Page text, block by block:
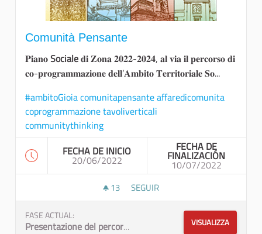
Comunità Pensante
𝐏𝐢𝐚𝐧𝐨Sociale𝐝𝐢 𝐙𝐨𝐧𝐚 𝟐𝟎𝟐𝟐-𝟐𝟎𝟐𝟒, 𝐚𝐥 𝐯𝐢𝐚 𝐢𝐥 𝐩𝐞𝐫𝐜𝐨𝐫𝐬𝐨 𝐝𝐢
𝐜𝐨-𝐩𝐫𝐨𝐠𝐫𝐚𝐦𝐦𝐚𝐳𝐢𝐨𝐧𝐞 𝐝𝐞𝐥𝐥’𝐀𝐦𝐛𝐢𝐭𝐨 𝐓𝐞𝐫𝐫𝐢𝐭𝐨𝐫𝐢𝐚𝐥𝐞 𝐒𝐨...
#ambitoGioia comunitapensante affaredicomunita
coprogrammazione tavoliverticali
communitythinking
FECHA DE INICIO
20/06/2022
FECHA DE
FINALIZACIÓN
10/07/2022
13 13 SEGUIDORAS
SEGUIR
FASE ACTUAL:
Presentazione del percorso
VISUALIZZA